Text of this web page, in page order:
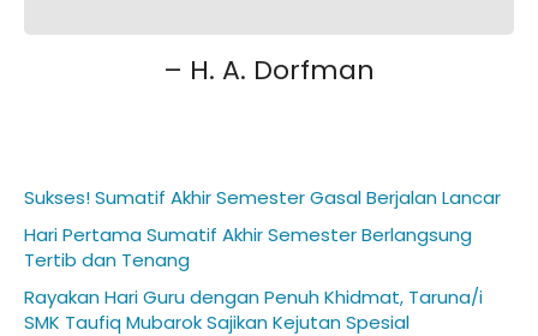
– H. A. Dorfman
Sukses! Sumatif Akhir Semester Gasal Berjalan Lancar
Hari Pertama Sumatif Akhir Semester Berlangsung
Tertib dan Tenang
Rayakan Hari Guru dengan Penuh Khidmat, Taruna/i
SMK Taufiq Mubarok Sajikan Kejutan Spesial